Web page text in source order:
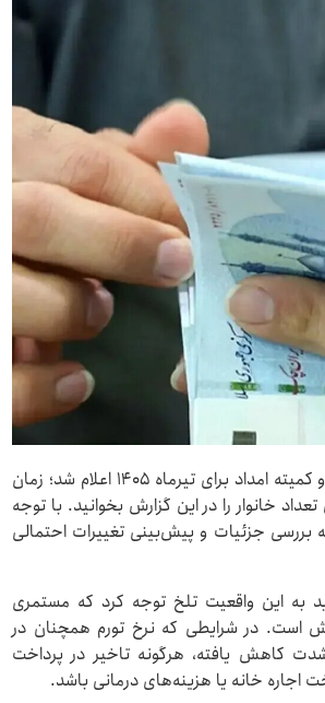
اقتصاد۲۴نوشت: مبلغ جدید مستمری مددجویان بهزیستی و کمیته امداد برای تیرماه ۱۴۰۵ اعلام شد؛ زمان
خانوار را در این گزارش بخوانید. با توجه
به بررسی جزئیات و پیش‌بینی تغییرات احتمالی
به این واقعیت تلخ توجه کرد که مستمری
است. در شرایطی که نرخ تورم همچنان در
کاهش یافته، هرگونه تاخیر در پرداخت
اجاره خانه یا هزینه‌های درمانی باشد.